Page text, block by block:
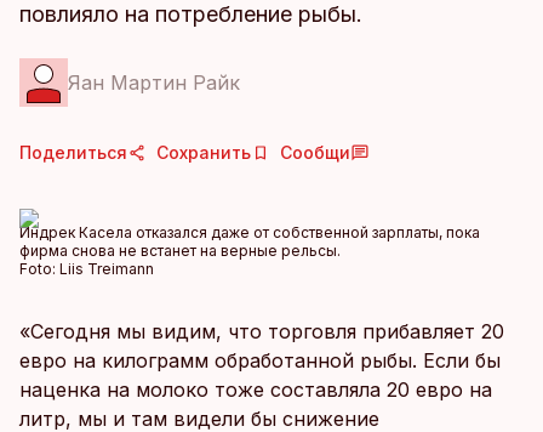
повлияло на потребление рыбы.
Яан Мартин Райк
Поделиться Сохранить Сообщи
Индрек Касела отказался даже от собственной зарплаты, пока
фирма снова не встанет на верные рельсы.
Foto: Liis Treimann
«Сегодня мы видим, что торговля прибавляет 20
евро на килограмм обработанной рыбы. Если бы
наценка на молоко тоже составляла 20 евро на
литр, мы и там видели бы снижение